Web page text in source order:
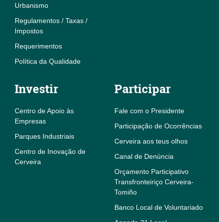
Urbanismo
Regulamentos / Taxas /
Impostos
Requerimentos
Política da Qualidade
Investir
Centro de Apoio às
Empresas
Parques Industriais
Centro de Inovação de
Cerveira
Participar
Fale com o Presidente
Participação de Ocorrências
Cerveira aos teus olhos
Canal de Denúncia
Orçamento Participativo
Transfronteiriço Cerveira-
Tomiño
Banco Local de Voluntariado